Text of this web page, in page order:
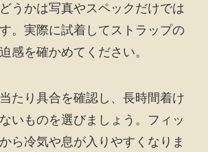
うかは写真やスペックだけでは
。実際に試着してストラップの
感を確かめてください。
たり具合を確認し、長時間着け
いものを選びましょう。フィッ
ら冷気や息が入りやすくなりま